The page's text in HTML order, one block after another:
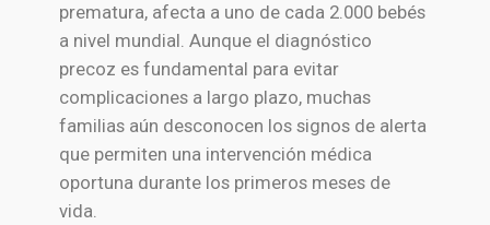
prematura, afecta a uno de cada 2.000 bebés
a nivel mundial. Aunque el diagnóstico
precoz es fundamental para evitar
complicaciones a largo plazo, muchas
familias aún desconocen los signos de alerta
que permiten una intervención médica
oportuna durante los primeros meses de
vida.